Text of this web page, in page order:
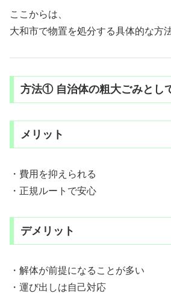
ここからは、
大和市で物置を処分する具体的な方
方法① 自治体の粗大ごみとし
メリット
・費用を抑えられる
・正規ルートで安心
デメリット
・解体が前提になることが多い
・運び出しは自己対応